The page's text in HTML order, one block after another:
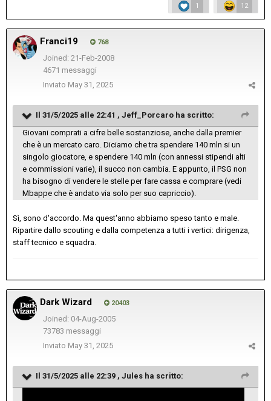
1 12
Franci19 768
Joined: 21-Feb-2008
4671 messaggi
Inviato May 31, 2025
Il 31/5/2025 alle 22:41 , Jeff_Porcaro ha scritto:
Giovani comprati a cifre belle sostanziose, anche dalla premier
che è un mercato caro. Diciamo che tra spendere 140 mln si un
singolo giocatore, e spendere 140 mln (con annessi stipendi alti
e commissioni varie), il succo non cambia. E appunto, il PSG non
ha bisogno di vendere le stelle per fare cassa e comprare (vedi
Mbappe che è andato via solo per suo capriccio).
Sì, sono d'accordo. Ma quest'anno abbiamo speso tanto e male.
Ripartire dallo scouting e dalla competenza a tutti i vertici: dirigenza,
staff tecnico e squadra.
Dark Wizard 20403
Joined: 04-Aug-2005
73783 messaggi
Inviato May 31, 2025
Il 31/5/2025 alle 22:39 , Jules ha scritto: